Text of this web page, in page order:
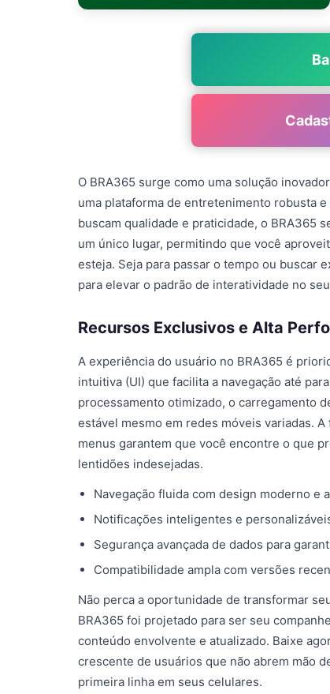
O BRA365 surge como uma solução
uma plataforma de entretenimento robusta
buscam qualidade e praticidade, o BRA365
um único lugar, permitindo que você
esteja. Seja para passar o tempo ou buscar
para elevar o padrão de interatividade no
Recursos Exclusivos e Alta
A experiência do usuário no BRA365 é
intuitiva (UI) que facilita a navegação até
processamento otimizado, o carregamento
estável mesmo em redes móveis variadas.
menus garantem que você encontre o que
lentidões indesejadas.
Navegação fluida com design moderno e
Notificações inteligentes e
Segurança avançada de dados para
Compatibilidade ampla com versões
Não perca a oportunidade de transformar
BRA365 foi projetado para ser seu
conteúdo envolvente e atualizado. Baixe
crescente de usuários que não abrem mão
primeira linha em seus celulares.